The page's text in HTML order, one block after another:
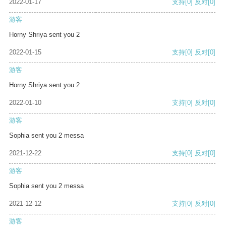
2022-01-17 支持[0] 反对[0]
游客
Horny Shriya sent you 2
2022-01-15 支持[0] 反对[0]
游客
Horny Shriya sent you 2
2022-01-10 支持[0] 反对[0]
游客
Sophia sent you 2 messa
2021-12-22 支持[0] 反对[0]
游客
Sophia sent you 2 messa
2021-12-12 支持[0] 反对[0]
游客